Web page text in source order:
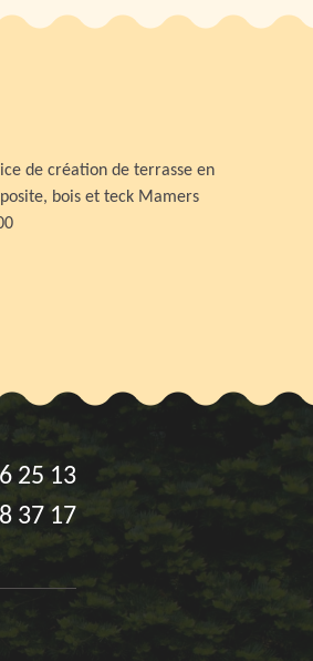
de création de terrasse en
bois et teck Mamers
25 13
37 17